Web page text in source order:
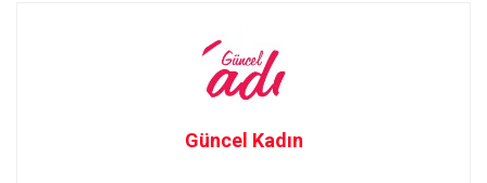
Güncel Kadın